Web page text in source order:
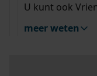
U kunt ook
meer weten